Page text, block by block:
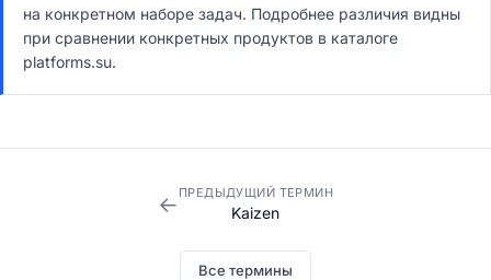
на конкретном наборе задач. Подробнее различия видны
при сравнении конкретных продуктов в каталоге
platforms.su.
← ПРЕДЫДУЩИЙ ТЕРМИН
Kaizen
Все термины